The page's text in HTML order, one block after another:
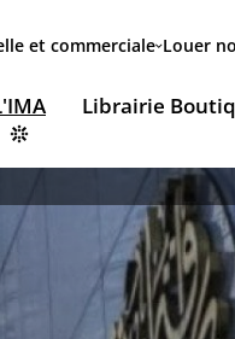
et commerciale Louer
Librairie